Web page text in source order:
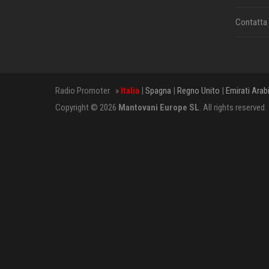
Contatta
Radio Promoter » Italia | Spagna | Regno Unito | Emirati Arabi
Copyright © 2026 Mantovani Europe SL. All rights reserved.